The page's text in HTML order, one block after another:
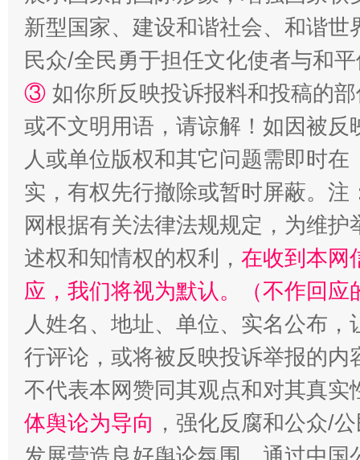
新型国家、建设和谐社会、和谐
民众/全民勇于担任文化使者与和
③ 如你所反映投诉报料和投稿的
或不文明用语，请谅解！如因被
人或单位版权和其它问题需即时在
实，有权先行撤除或暂时屏蔽。
网根据有关法律法规规定，为维
述权和知情权的权利， 在收到本网
应，我们将视为默认。（不作回应
人姓名、地址、单位、实名公布
行评论，或将被反映投诉举报的
不代表本网赞同其观点和对其真实
体舆论为导向 ，强化反腐和公众/